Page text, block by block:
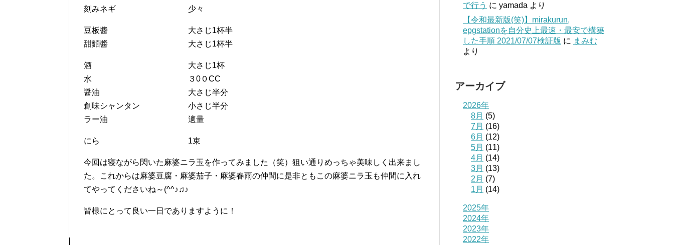
刻みネギ 少々
豆板醬 大さじ1杯半
甜麵醬 大さじ1杯半
酒 大さじ1杯
水 ３0０CC
醤油 大さじ半分
創味シャンタン 小さじ半分
ラー油 適量
にら 1束
今回は寝ながら閃いた麻婆ニラ玉を作ってみました（笑）狙い通りめっちゃ美味しく出来まし
た。これからは麻婆豆腐・麻婆茄子・麻婆春雨の仲間に是非ともこの麻婆ニラ玉も仲間に入れ
てやってくださいね～(^^♪♫♪
皆様にとって良い一日でありますように！
で行う に yamada より
【令和最新版(笑)】mirakurun,
epgstationを自分史上最速・最安で構築
した手順 2021/07/07検証版 に まみむ
より
アーカイブ
2026年
8月 (5)
7月 (16)
6月 (12)
5月 (11)
4月 (14)
3月 (13)
2月 (7)
1月 (14)
2025年
2024年
2023年
2022年